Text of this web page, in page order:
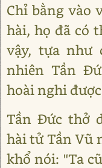
Chỉ bằng vào
hài, họ đã có
vậy, tựa như
nhiên Tần
hoài nghi
Tần Đức thở
hài tử Tần Vũ
khổ nói: "Ta